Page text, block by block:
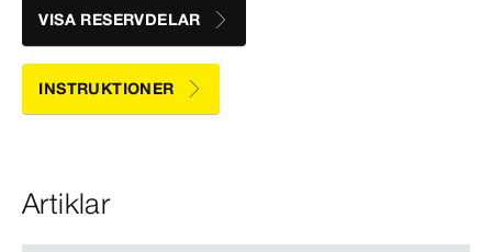
VISA RESERVDELAR
INSTRUKTIONER
Artiklar